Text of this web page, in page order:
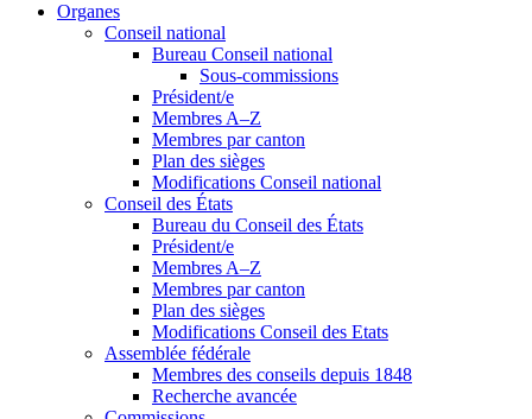
Organes
Conseil national
Bureau Conseil national
Sous-commissions
Président/e
Membres A–Z
Membres par canton
Plan des sièges
Modifications Conseil national
Conseil des États
Bureau du Conseil des États
Président/e
Membres A–Z
Membres par canton
Plan des sièges
Modifications Conseil des Etats
Assemblée fédérale
Membres des conseils depuis 1848
Recherche avancée